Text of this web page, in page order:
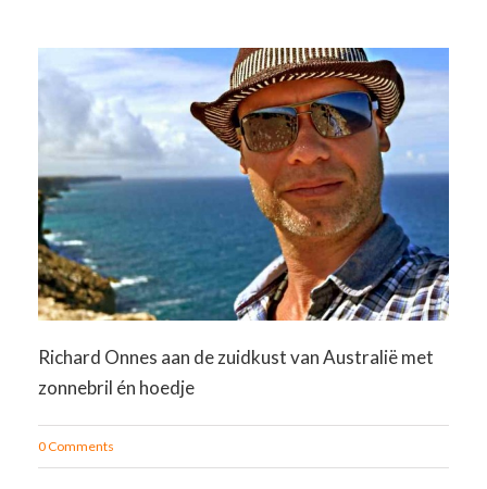
Richard Onnes aan de zuidkust van Australië met
zonnebril én hoedje
0 Comments